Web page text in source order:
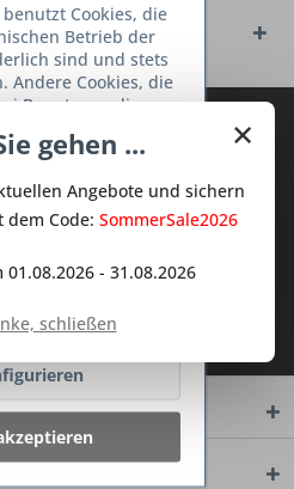
und verpassen
oder Aktion mehr aus
- Shop.
×
gehen ...
Angebote und sichern
Code: SommerSale2026
- 31.08.2026
schließen
Cookies, die
Betrieb der
sind und stets
Andere Cookies, die
Benutzung dieser
die Interaktion mit
sollen,
Ihrer Zustimmung